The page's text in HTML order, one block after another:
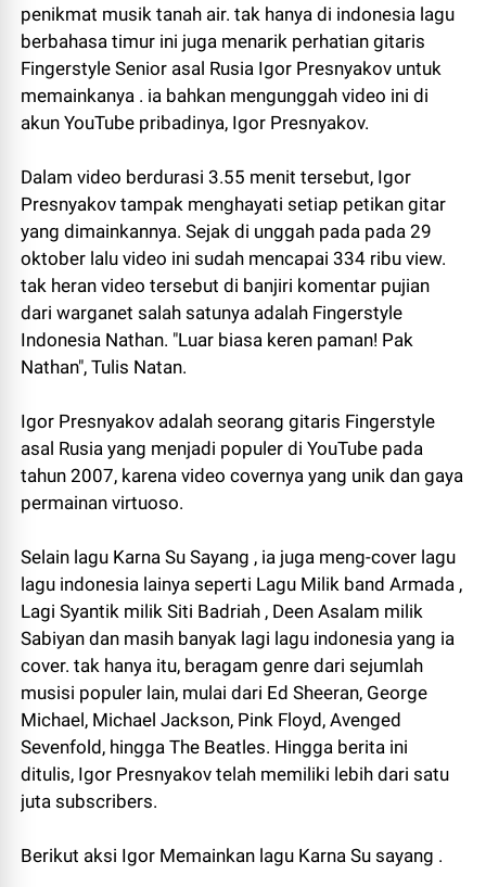
penikmat musik tanah air. tak hanya di indonesia lagu
berbahasa timur ini juga menarik perhatian gitaris
Fingerstyle Senior asal Rusia Igor Presnyakov untuk
memainkanya . ia bahkan mengunggah video ini di
akun YouTube pribadinya, Igor Presnyakov.
Dalam video berdurasi 3.55 menit tersebut, Igor
Presnyakov tampak menghayati setiap petikan gitar
yang dimainkannya. Sejak di unggah pada pada 29
oktober lalu video ini sudah mencapai 334 ribu view.
tak heran video tersebut di banjiri komentar pujian
dari warganet salah satunya adalah Fingerstyle
Indonesia Nathan. "Luar biasa keren paman! Pak
Nathan ", Tulis Natan.
Igor Presnyakov adalah seorang gitaris Fingerstyle
asal Rusia yang menjadi populer di YouTube pada
tahun 2007, karena video covernya yang unik dan gaya
permainan virtuoso.
Selain lagu Karna Su Sayang , ia juga meng-cover lagu
lagu indonesia lainya seperti Lagu Milik band Armada ,
Lagi Syantik milik Siti Badriah , Deen Asalam milik
Sabiyan dan masih banyak lagi lagu indonesia yang ia
cover. tak hanya itu, beragam genre dari sejumlah
musisi populer lain, mulai dari Ed Sheeran, George
Michael, Michael Jackson, Pink Floyd, Avenged
Sevenfold, hingga The Beatles. Hingga berita ini
ditulis, Igor Presnyakov telah memiliki lebih dari satu
juta subscribers.
Berikut aksi Igor Memainkan lagu Karna Su sayang .